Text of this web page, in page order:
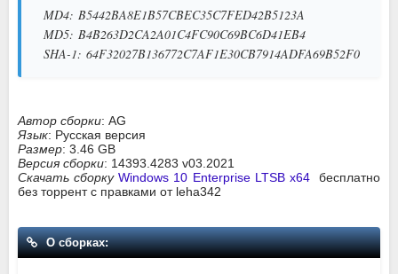
MD4: B5442BA8E1B57CBEC35C7FED42B5123A
MD5: B4B263D2CA2A01C4FC90C69BC6D41EB4
SHA-1: 64F32027B136772C7AF1E30CB7914ADFA69B52F0
Автор сборки: AG
Язык: Русская версия
Размер: 3.46 GB
Версия сборки: 14393.4283 v03.2021
Скачать сборку Windows 10 Enterprise LTSB x64бесплатно
без торрент с правками от leha342
О сборках: